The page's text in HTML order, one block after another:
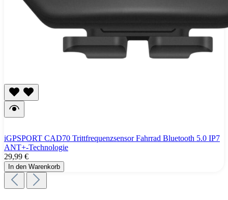
iGPSPORT CAD70 Trittfrequenzsensor Fahrrad Bluetooth 5.0 IP7
ANT+-Technologie
29,99 €
In den Warenkorb